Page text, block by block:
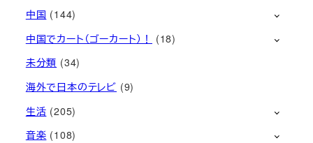
中国 (144)
中国でカート（ゴーカート）！
(18)
未分類 (34)
海外で日本のテレビ (9)
生活 (205)
音楽 (108)